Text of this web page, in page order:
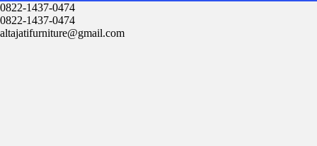
0822-1437-0474
0822-1437-0474
altajatifurniture@gmail.com